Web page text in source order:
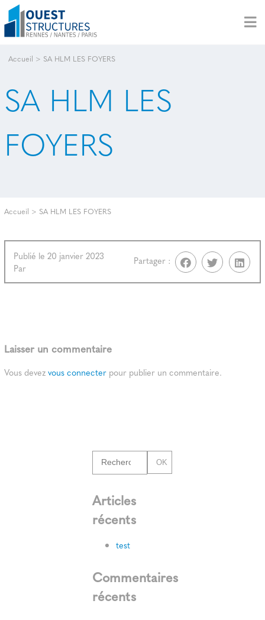
Accueil > SA HLM LES FOYERS
SA HLM LES
FOYERS
Accueil > SA HLM LES FOYERS
Publié le 20 janvier 2023
Par
Partager :
Laisser un commentaire
Vous devezvous connecter pour publier un commentaire.
OK
Articles
récents
test
Commentaires
récents